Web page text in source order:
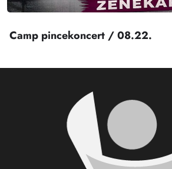
Camp pincekoncert / 08.22.